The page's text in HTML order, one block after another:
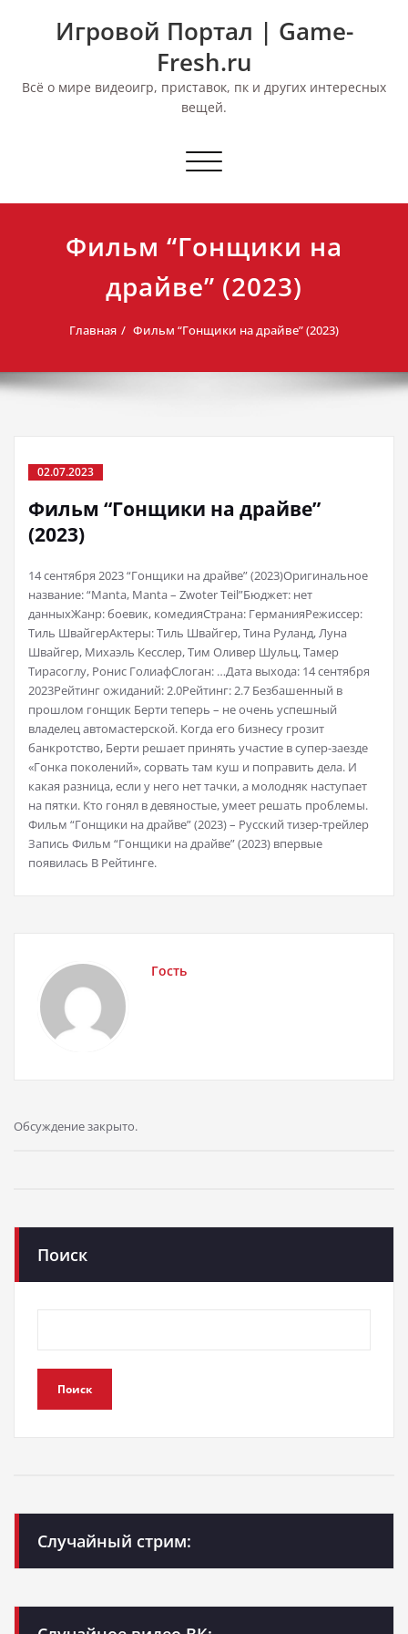
Игровой Портал | Game-
Fresh.ru
Всё о мире видеоигр, приставок, пк и других интересных
вещей.
Переключить
Фильм “Гонщики на
драйве” (2023)
Главная Фильм “Гонщики на драйве” (2023)
02.07.2023
Фильм “Гонщики на драйве”
(2023)
14 сентября 2023 “Гонщики на драйве” (2023)Оригинальное
название: “Manta, Manta – Zwoter Teil”Бюджет: нет
данныхЖанр: боевик, комедияСтрана: ГерманияРежиссер:
Тиль ШвайгерАктеры: Тиль Швайгер, Тина Руланд, Луна
Швайгер, Михаэль Кесслер, Тим Оливер Шульц, Тамер
Тирасоглу, Ронис ГолиафСлоган: …Дата выхода: 14 сентября
2023Рейтинг ожиданий: 2.0Рейтинг: 2.7 Безбашенный в
прошлом гонщик Берти теперь – не очень успешный
владелец автомастерской. Когда его бизнесу грозит
банкротство, Берти решает принять участие в супер-заезде
«Гонка поколений», сорвать там куш и поправить дела. И
какая разница, если у него нет тачки, а молодняк наступает
на пятки. Кто гонял в девяностые, умеет решать проблемы.
Фильм “Гонщики на драйве” (2023) – Русский тизер-трейлер
Запись Фильм “Гонщики на драйве” (2023) впервые
появилась В Рейтинге.
Гость
Обсуждение закрыто.
Поиск
Поиск
Случайный стрим: